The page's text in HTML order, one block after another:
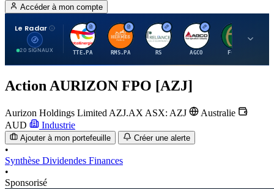
Accéder à mon compte
Le Radar
20 SIGNAUX
T
TTE.PA
H
RMS.PA
R
RS
A
AGCO FCFS
Action AURIZON FPO [AZJ]
Aurizon Holdings Limited AZJ.AX ASX: AZJ
Australie
AUD
Industrie
Ajouter à mon portefeuille Créer une alerte
•
Synthèse Dividendes Finances
•
Sponsorisé